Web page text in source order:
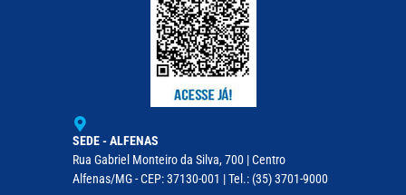
SEDE - ALFENAS
Rua Gabriel Monteiro da Silva, 700 | Centro
Alfenas/MG - CEP: 37130-001 | Tel.: (35) 3701-9000